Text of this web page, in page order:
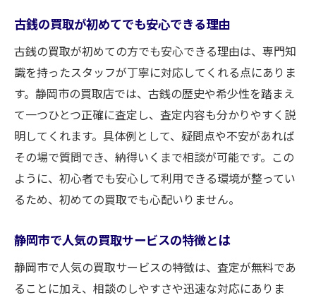
古銭の買取が初めてでも安心できる理由
古銭の買取が初めての方でも安心できる理由は、専門知
識を持ったスタッフが丁寧に対応してくれる点にありま
す。静岡市の買取店では、古銭の歴史や希少性を踏まえ
て一つひとつ正確に査定し、査定内容も分かりやすく説
明してくれます。具体例として、疑問点や不安があれば
その場で質問でき、納得いくまで相談が可能です。この
ように、初心者でも安心して利用できる環境が整ってい
るため、初めての買取でも心配いりません。
静岡市で人気の買取サービスの特徴とは
静岡市で人気の買取サービスの特徴は、査定が無料であ
ることに加え、相談のしやすさや迅速な対応にありま